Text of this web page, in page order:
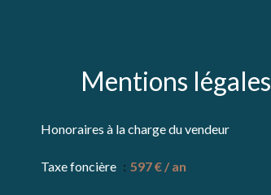
Mentions légales
Honoraires à la charge du vendeur
Taxe foncière 597 € / an